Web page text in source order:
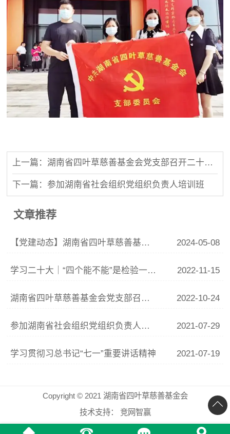
上一篇：湖南省四叶草慈善基金会党支部召开二十大报告学习会
下一篇：参加湖南省社会组织党组织负责人培训班
文章推荐
【党建动态】湖南省四叶草慈善基金会召开学习贯彻新修订的 《中国共产党纪律处分条例》专题会议 2024-05-08
学习二十大｜“四个能不能”是检验一个共产党员是否对党绝对忠诚的金标准 2022-11-15
湖南省四叶草慈善基金会党支部召开二十大报告学习会 2022-10-24
参加湖南省社会组织党组织负责人培训班 2021-07-29
学习贯彻习总书记“七一”重要讲话精神 2021-07-19
Copyright © 2021 湖南省四叶草慈善基金会
技术支持：
竞网智赢